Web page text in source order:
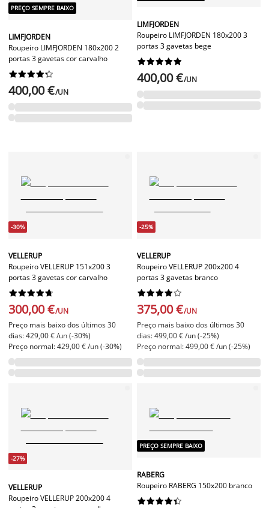
PREÇO SEMPRE BAIXO
LIMFJORDEN
Roupeiro LIMFJORDEN 180x200 2
portas 3 gavetas cor carvalho






400,00 €/UN
LIMFJORDEN
Roupeiro LIMFJORDEN 180x200 3
portas 3 gavetas bege






400,00 €/UN
-30%
VELLERUP
Roupeiro VELLERUP 151x200 3
portas 3 gavetas cor carvalho






300,00 €/UN
Preço mais baixo dos últimos 30
dias: 429,00 € /un (-30%)
Preço normal: 429,00 € /un (-30%)
-25%
VELLERUP
Roupeiro VELLERUP 200x200 4
portas 3 gavetas branco






375,00 €/UN
Preço mais baixo dos últimos 30
dias: 499,00 € /un (-25%)
Preço normal: 499,00 € /un (-25%)
-27%
VELLERUP
Roupeiro VELLERUP 200x200 4
PREÇO SEMPRE BAIXO
RABERG
Roupeiro RABERG 150x200 branco





